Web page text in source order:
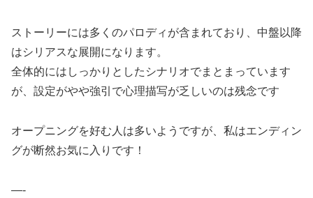
ストーリーには多くのパロディが含まれており、中盤以降
はシリアスな展開になります。
全体的にはしっかりとしたシナリオでまとまっています
が、設定がやや強引で心理描写が乏しいのは残念です
オープニングを好む人は多いようですが、私はエンディン
グが断然お気に入りです！
—-